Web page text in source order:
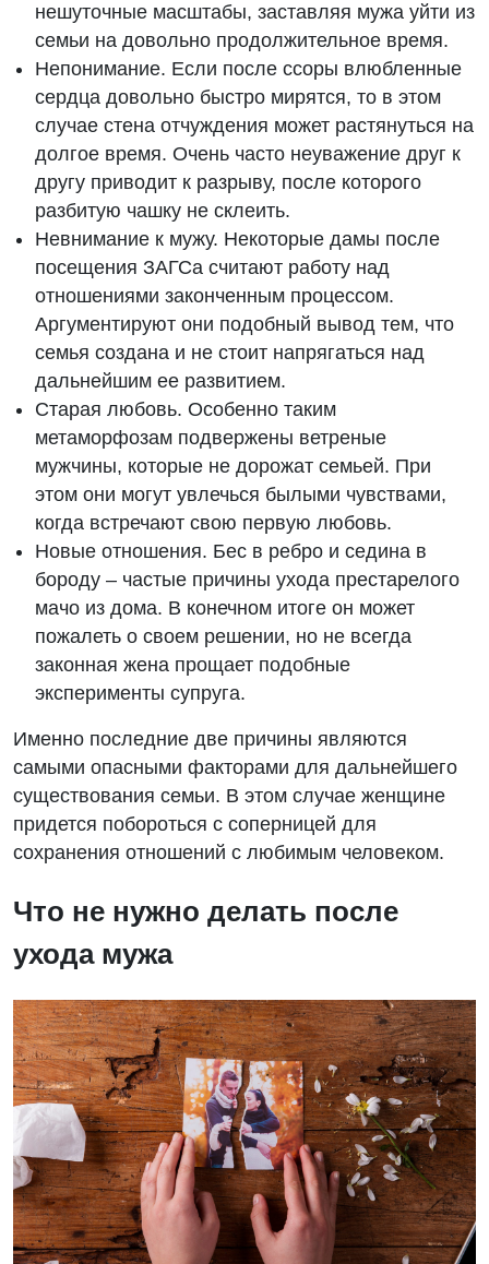
нешуточные масштабы, заставляя мужа уйти из
семьи на довольно продолжительное время.
Непонимание. Если после ссоры влюбленные
сердца довольно быстро мирятся, то в этом
случае стена отчуждения может растянуться на
долгое время. Очень часто неуважение друг к
другу приводит к разрыву, после которого
разбитую чашку не склеить.
Невнимание к мужу. Некоторые дамы после
посещения ЗАГСа считают работу над
отношениями законченным процессом.
Аргументируют они подобный вывод тем, что
семья создана и не стоит напрягаться над
дальнейшим ее развитием.
Старая любовь. Особенно таким
метаморфозам подвержены ветреные
мужчины, которые не дорожат семьей. При
этом они могут увлечься былыми чувствами,
когда встречают свою первую любовь.
Новые отношения. Бес в ребро и седина в
бороду – частые причины ухода престарелого
мачо из дома. В конечном итоге он может
пожалеть о своем решении, но не всегда
законная жена прощает подобные
эксперименты супруга.
Именно последние две причины являются
самыми опасными факторами для дальнейшего
существования семьи. В этом случае женщине
придется побороться с соперницей для
сохранения отношений с любимым человеком.
Что не нужно делать после
ухода мужа